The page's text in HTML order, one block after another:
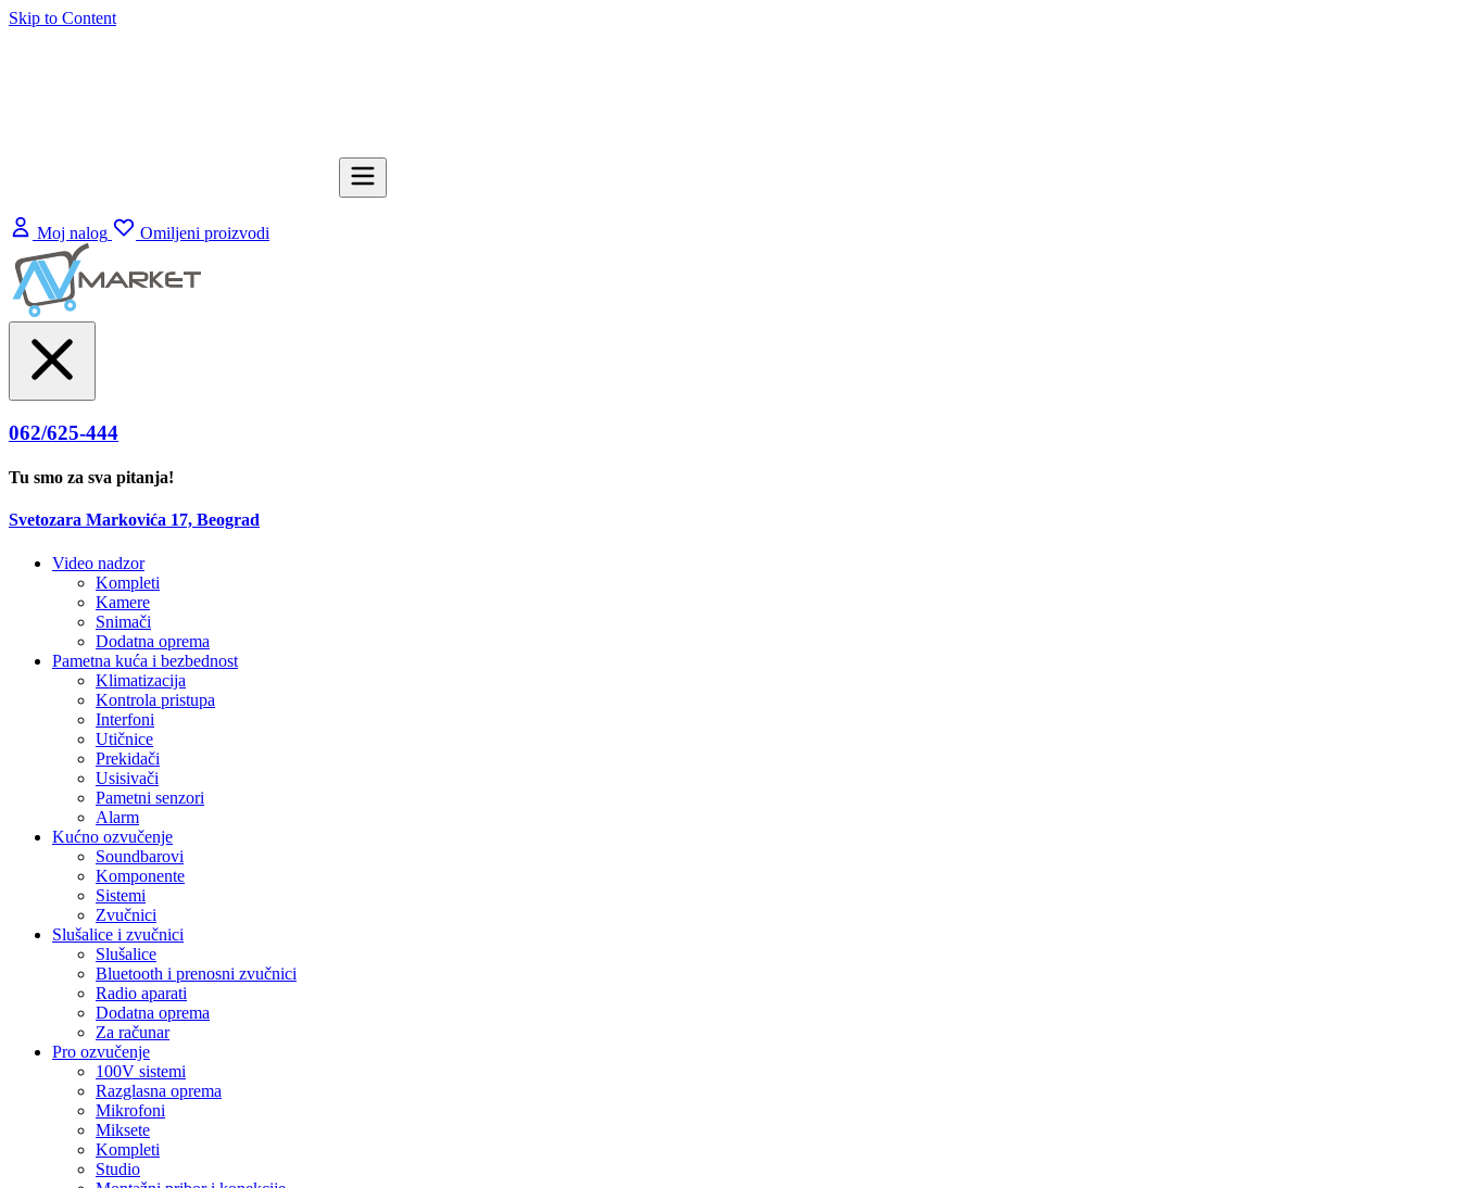
Skip to Content
Moj nalog Omiljeni proizvodi
062/625-444
Tu smo za sva pitanja!
Svetozara Markovića 17, Beograd
Video nadzor
Kompleti
Kamere
Snimači
Dodatna oprema
Pametna kuća i bezbednost
Klimatizacija
Kontrola pristupa
Interfoni
Utičnice
Prekidači
Usisivači
Pametni senzori
Alarm
Kućno ozvučenje
Soundbarovi
Komponente
Sistemi
Zvučnici
Slušalice i zvučnici
Slušalice
Bluetooth i prenosni zvučnici
Radio aparati
Dodatna oprema
Za računar
Pro ozvučenje
100V sistemi
Razglasna oprema
Mikrofoni
Miksete
Kompleti
Studio